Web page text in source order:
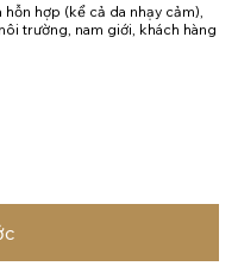
hợp (kể cả da nhạy cảm),
trường, nam giới, khách hàng